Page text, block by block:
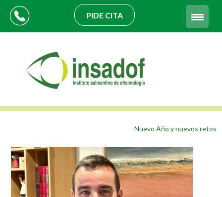
PIDE CITA
Nuevo Año y nuevos retos